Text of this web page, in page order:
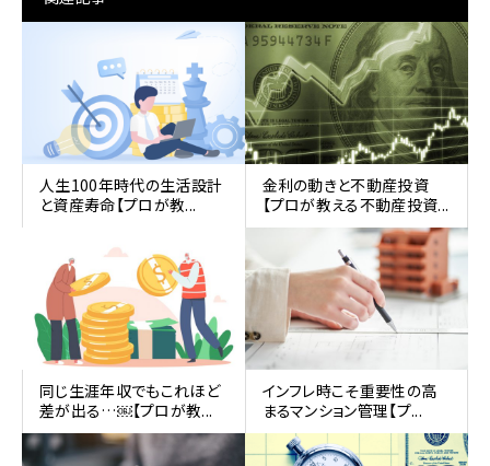
人生100年時代の生活設計
と資産寿命【プロが教...
金利の動きと不動産投資
【プロが教える不動産投資...
同じ生涯年収でもこれほど
差が出る…￼【プロが教...
インフレ時こそ重要性の高
まるマンション管理【プ...